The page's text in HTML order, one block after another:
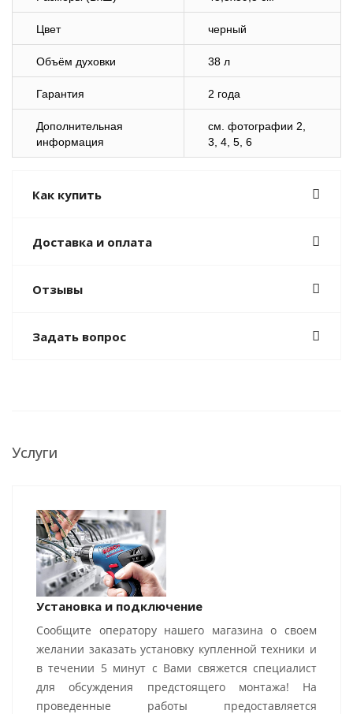
Цвет черный
Объём духовки 38 л
Гарантия 2 года
Дополнительная
информация
cм. фотографии 2,
3, 4, 5, 6
Как купить
Доставка и оплата
Отзывы
Задать вопрос
Услуги
Установка и подключение
Сообщите оператору нашего магазина о своем
желании заказать установку купленной техники и
в течении 5 минут с Вами свяжется специалист
для обсуждения предстоящего монтажа! На
проведенные работы предоставляется